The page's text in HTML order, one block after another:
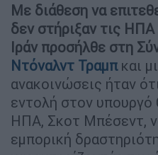
Με διάθεση να
δεν στήριξαν τις
Ιράν προσήλθε στη
Ντόναλντ Τραμπκαι
ανακοινώσεις ήταν
εντολή στον
ΗΠΑ, Σκοτ Μπέσεντ,
εμπορική